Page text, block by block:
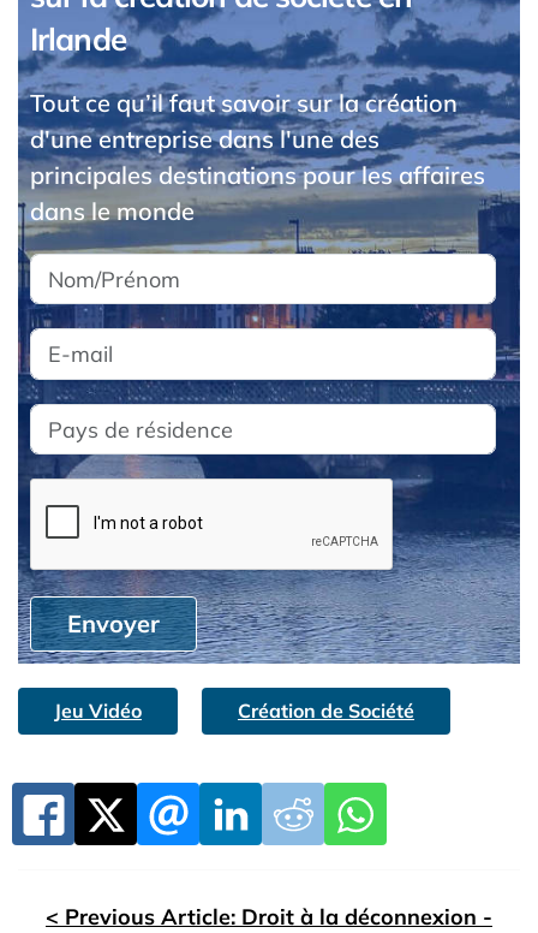
Irlande
Tout ce qu’il faut savoir sur la création
d'une entreprise dans l'une des
principales destinations pour les affaires
dans le monde
Envoyer
Jeu Vidéo Création de Société
< Previous Article: Droit à la déconnexion -